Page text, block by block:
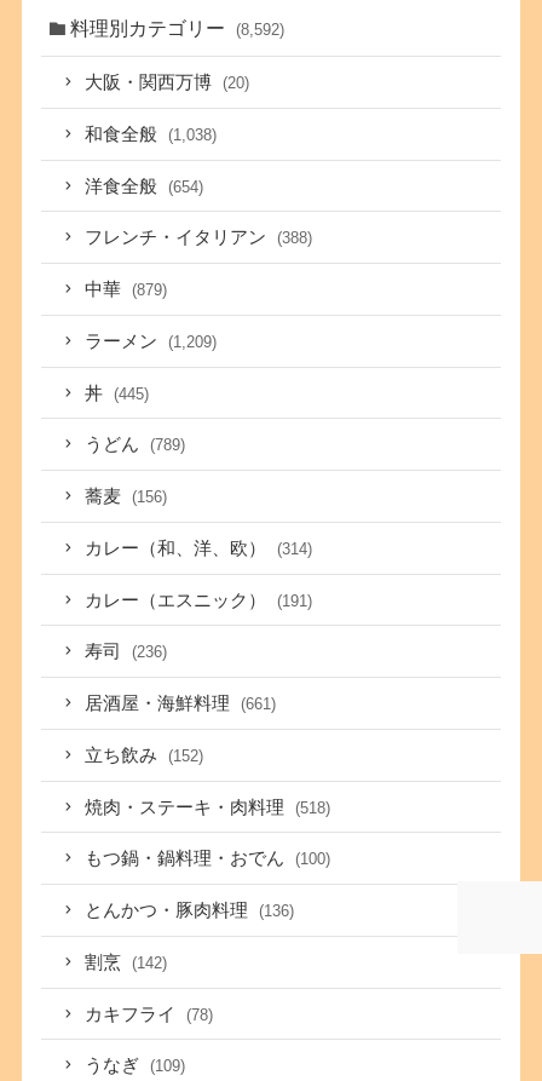
料理別カテゴリー (8,592)
大阪・関西万博 (20)
和食全般 (1,038)
洋食全般 (654)
フレンチ・イタリアン (388)
中華 (879)
ラーメン (1,209)
丼 (445)
うどん (789)
蕎麦 (156)
カレー（和、洋、欧） (314)
カレー（エスニック） (191)
寿司 (236)
居酒屋・海鮮料理 (661)
立ち飲み (152)
焼肉・ステーキ・肉料理 (518)
もつ鍋・鍋料理・おでん (100)
とんかつ・豚肉料理 (136)
割烹 (142)
カキフライ (78)
うなぎ (109)